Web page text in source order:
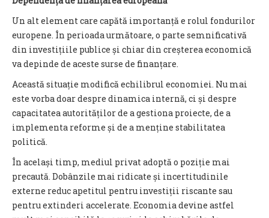
Un alt element care capătă importanță e rolul fondurilor
europene. În perioada următoare, o parte semnificativă
din investițiile publice și chiar din creșterea economică
va depinde de aceste surse de finanțare.
Această situație modifică echilibrul economiei. Nu mai
este vorba doar despre dinamica internă, ci și despre
capacitatea autorităților de a gestiona proiecte, de a
implementa reforme și de a menține stabilitatea
politică.
În același timp, mediul privat adoptă o poziție mai
precaută. Dobânzile mai ridicate și incertitudinile
externe reduc apetitul pentru investiții riscante sau
pentru extinderi accelerate. Economia devine astfel